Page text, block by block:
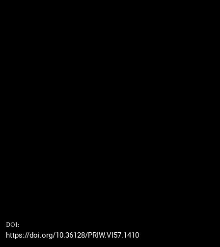
DOI:
https://doi.org/10.36128/PRIW.VI57.1410